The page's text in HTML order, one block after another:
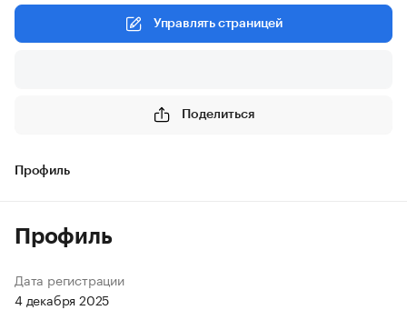
Управлять страницей
Поделиться
Профиль
Профиль
Дата регистрации
4 декабря 2025